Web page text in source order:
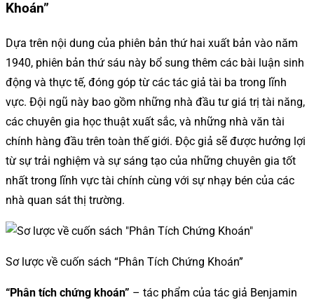
Khoán”
Dựa trên nội dung của phiên bản thứ hai xuất bản vào năm
1940, phiên bản thứ sáu này bổ sung thêm các bài luận sinh
động và thực tế, đóng góp từ các tác giả tài ba trong lĩnh
vực. Đội ngũ này bao gồm những nhà đầu tư giá trị tài năng,
các chuyên gia học thuật xuất sắc, và những nhà văn tài
chính hàng đầu trên toàn thế giới. Độc giả sẽ được hưởng lợi
từ sự trải nghiệm và sự sáng tạo của những chuyên gia tốt
nhất trong lĩnh vực tài chính cùng với sự nhạy bén của các
nhà quan sát thị trường.
Sơ lược về cuốn sách “Phân Tích Chứng Khoán”
“Phân tích chứng khoán” – tác phẩm của tác giả Benjamin